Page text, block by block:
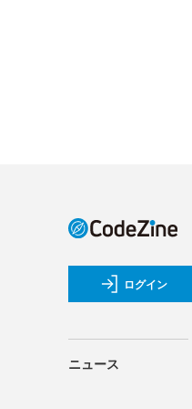
ログイン
ニュース